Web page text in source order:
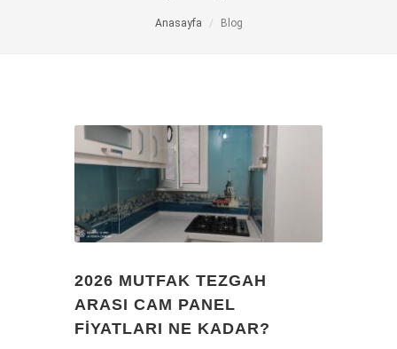
Anasayfa Blog
2026 MUTFAK TEZGAH
ARASI CAM PANEL
FIYATLARI NE KADAR?